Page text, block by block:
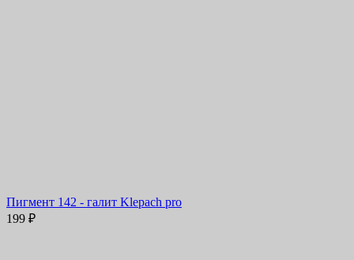
Пигмент 142 - галит Klepach pro
199 ₽